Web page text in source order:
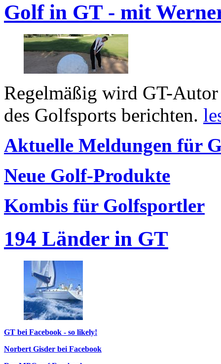
Golf in GT - mit
Regelmäßig wird GT-
des Golfsports berichten.
Aktuelle Meldungen für
Neue Golf-Produkte
Kombis für Golfsportler
194 Länder in GT
GT bei Facebook - so likely!
Norbert Gisder bei Facebook